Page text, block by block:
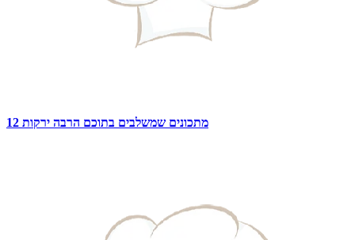
12 מתכונים שמשלבים בתוכם הרבה ירקות